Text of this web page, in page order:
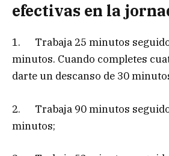
efectivas en la
1. Trabaja 25 minutos
minutos. Cuando completes
darte un descanso de 30
2. Trabaja 90 minutos
minutos;